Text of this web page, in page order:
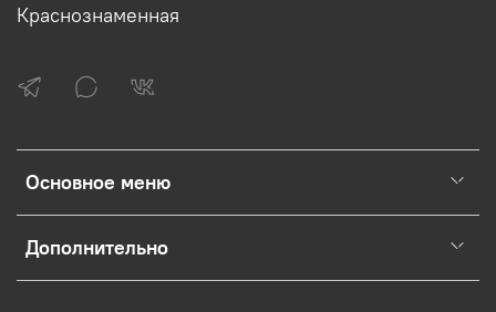
Основное меню
Дополнительно
Краснознаменная